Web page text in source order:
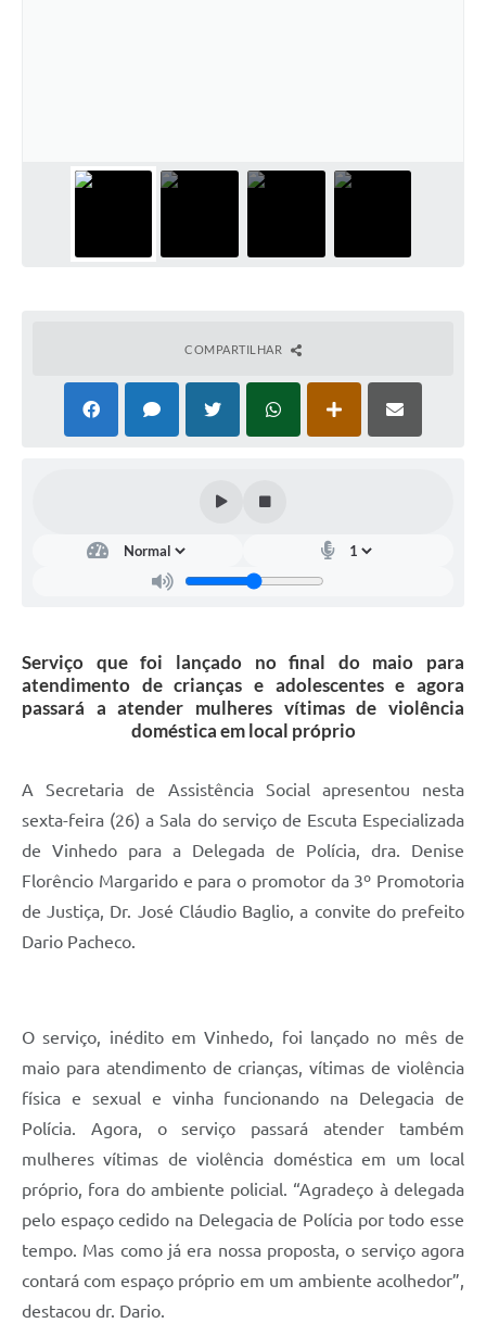
Associação dos Servidores Públicos Municipais de
Vinhedo
Arquivos para Download
Contas Públicas
Legislação
Serviços Online
COMPARTILHAR
Serviço que foi lançado no final do maio para
atendimento de crianças e adolescentes e agora
passará a atender mulheres vítimas de violência
doméstica em local próprio
A Secretaria de Assistência Social apresentou nesta
sexta-feira (26) a Sala do serviço de Escuta Especializada
de Vinhedo para a Delegada de Polícia, dra. Denise
Florêncio Margarido e para o promotor da 3º Promotoria
de Justiça, Dr. José Cláudio Baglio, a convite do prefeito
Dario Pacheco.
O serviço, inédito em Vinhedo, foi lançado no mês de
maio para atendimento de crianças, vítimas de violência
física e sexual e vinha funcionando na Delegacia de
Polícia. Agora, o serviço passará atender também
mulheres vítimas de violência doméstica em um local
próprio, fora do ambiente policial. “Agradeço à delegada
pelo espaço cedido na Delegacia de Polícia por todo esse
tempo. Mas como já era nossa proposta, o serviço agora
contará com espaço próprio em um ambiente acolhedor”,
destacou dr. Dario.